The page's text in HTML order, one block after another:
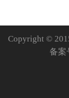
Copyright ©
备案